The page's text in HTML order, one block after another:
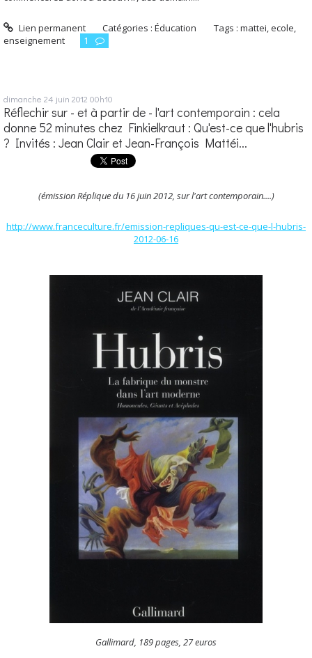
Lien permanent Catégories :Éducation Tags :mattei,ecole,
enseignement
1
dimanche 24 juin 2012 00h10
Réflechir sur - et à partir de - l'art contemporain : cela
donne 52 minutes chez Finkielkraut : Qu'est-ce que l'hubris
? Invités : Jean Clair et Jean-François Mattéi...
(émission Réplique du 16 juin 2012, sur l'art contemporain....)
http://www.franceculture.fr/emission-repliques-qu-est-ce-que-l-hubris-
2012-06-16
Gallimard, 189 pages, 27 euros